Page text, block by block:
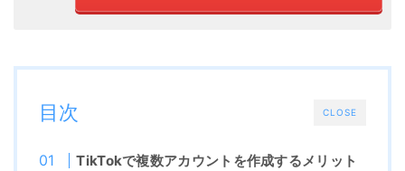
CLOSE
目次
TikTokで複数アカウントを作成するメリット